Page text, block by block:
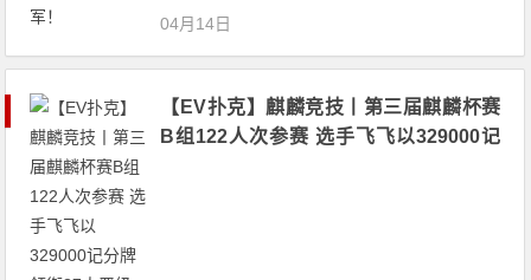
04月14日
【EV扑克】麒麟竞技丨第三届麒麟杯赛
B组122人次参赛 选手飞飞以329000记